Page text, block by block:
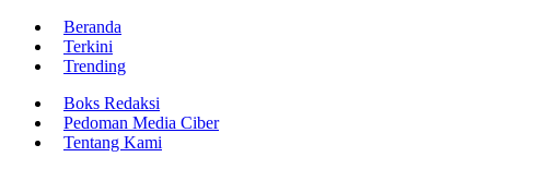
Beranda
Terkini
Trending
Boks Redaksi
Pedoman Media Ciber
Tentang Kami